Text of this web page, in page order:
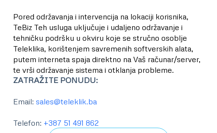
Pored održavanja i intervencija na lokaciji korisnika,
TeBiz Teh usluga uključuje i udaljeno održavanje i
tehničku podršku u okviru koje se stručno osoblje
Teleklika, korištenjem savremenih softverskih alata,
putem interneta spaja direktno na Vaš računar/server,
te vrši održavanje sistema i otklanja probleme.
ZATRAŽITE PONUDU:
Email: sales@teleklik.ba
Telefon: +387 51 491 862